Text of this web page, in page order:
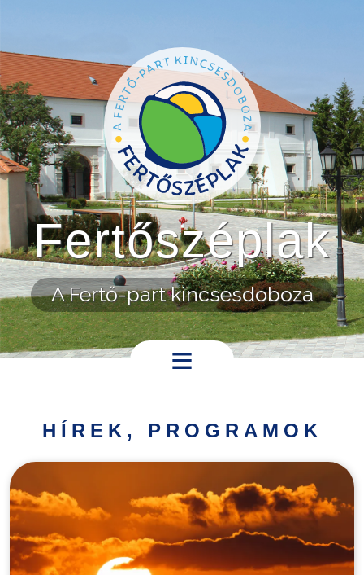
Fertőszéplak
A Fertő-part kincsesdoboza
Települési
Turistáknak
Pályázatok
HÍREK, PROGRAMOK